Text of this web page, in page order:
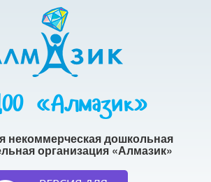
«Алмазик»
некоммерческая дошкольная
организация «Алмазик»